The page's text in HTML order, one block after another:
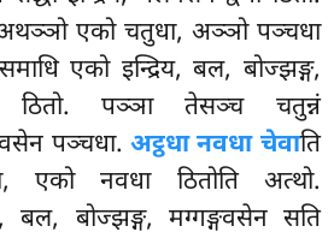
एको चतुधा, अञ्ञो पञ्चधा
एको इन्द्रिय, बल, बोज्झङ्ग,
ठितो. पञ्ञा तेसञ्च चतुन्नं
पञ्चधा. अट्ठधा नवधा चेवाति
एको नवधा ठितोति अत्थो.
बल, बोज्झङ्ग, मग्गङ्गवसेन सति